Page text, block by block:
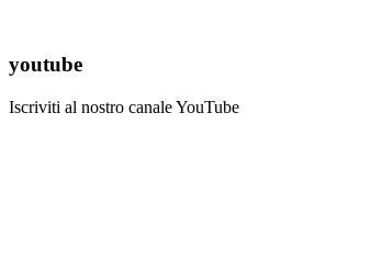
youtube
Iscriviti al nostro canale YouTube